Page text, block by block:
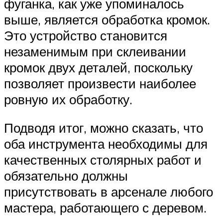
фуганка, как уже упоминалось
выше, является обработка кромок.
Это устройство становится
незаменимым при склеивании
кромок двух деталей, поскольку
позволяет произвести наиболее
ровную их обработку.
Подводя итог, можно сказать, что
оба инструмента необходимы для
качественных столярных работ и
обязательно должны
присутствовать в арсенале любого
мастера, работающего с деревом.